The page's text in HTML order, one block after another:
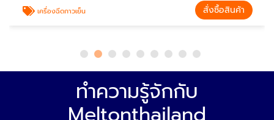
เครื่องฉีดกาวเย็น สั่งซื้อสินค้า
ทำความรู้จักกับ